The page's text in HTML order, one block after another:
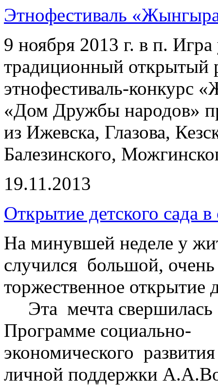
Этнофестиваль
9 ноября 2013 г. в п.
традиционный открытый
этнофестиваль-
«Дом Дружбы народов»
из Ижевска, Глазова,
Балезинского,
19.11.2013
Открытие детского сада
На минувшей неделе у
случился большой,
торжественное открытие
Эта мечта свершилась
Программе социально-
экономического
личной поддержки